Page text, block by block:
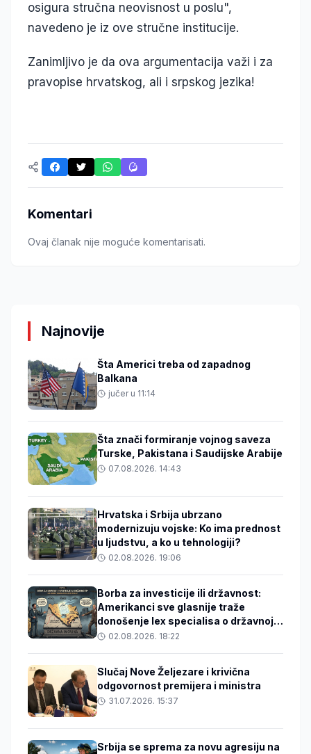
osigura stručna neovisnost u poslu",
navedeno je iz ove stručne institucije.
Zanimljivo je da ova argumentacija važi i za
pravopise hrvatskog, ali i srpskog jezika!
Komentari
Ovaj članak nije moguće komentarisati.
Najnovije
Šta Americi treba od zapadnog
Balkana
jučer u 11:14
Šta znači formiranje vojnog saveza
Turske, Pakistana i Saudijske Arabije
07.08.2026. 14:43
Hrvatska i Srbija ubrzano
modernizuju vojske: Ko ima prednost
u ljudstvu, a ko u tehnologiji?
02.08.2026. 19:06
Borba za investicije ili državnost:
Amerikanci sve glasnije traže
donošenje lex specialisa o državnoj
imovini
02.08.2026. 18:22
Slučaj Nove Željezare i krivična
odgovornost premijera i ministra
31.07.2026. 15:37
Srbija se sprema za novu agresiju na